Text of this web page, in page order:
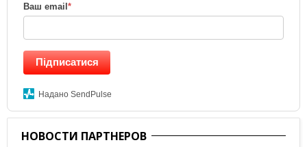
Ваш email*
Підписатися
Надано SendPulse
НОВОСТИ ПАРТНЕРОВ